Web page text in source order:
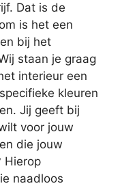
Dat is de
is het een
bij het
staan je graag
interieur een
kleuren
Jij geeft bij
voor jouw
die jouw
Hierop
naadloos